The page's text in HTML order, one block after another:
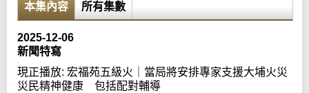
本集內容 所有集數
2025-12-06
新聞特寫
現正播放: 宏福苑五級火｜當局將安排專家支援大埔火災
災民精神健康 包括配對輔導